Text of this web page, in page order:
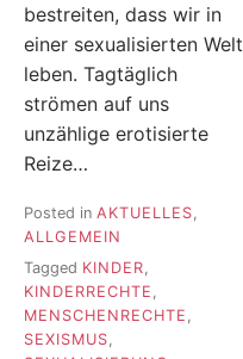
bestreiten, dass wir in
einer sexualisierten Welt
leben. Tagtäglich
strömen auf uns
unzählige erotisierte
Reize…
Posted in AKTUELLES
ALLGEMEIN
Tagged KINDER,
KINDERRECHTE ,
MENSCHENRECHTE ,
SEXISMUS,